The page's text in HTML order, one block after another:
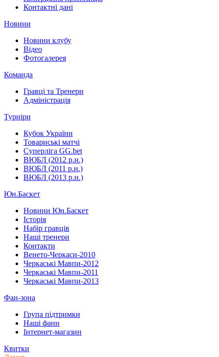
Контактні дані
Новини
Новини клубу
Відео
Фотогалерея
Команда
Гравці та Тренери
Адміністрація
Турніри
Кубок України
Товариські матчі
Суперліга GG.bet
ВЮБЛ (2012 р.н.)
ВЮБЛ (2011 р.н.)
ВЮБЛ (2013 р.н.)
Юн.Баскет
Новини Юн.Баскет
Історія
Набір гравців
Наші тренери
Контакти
Венето-Черкаси-2010
Черкаські Мавпи-2012
Черкаські Мавпи-2011
Черкаські Мавпи-2013
Фан-зона
Група підтримки
Наші фани
Інтернет-магазин
Квитки